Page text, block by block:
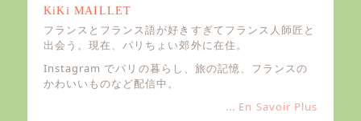
KiKi MAILLET
フランスとフランス語が好きすぎてフランス人師匠と
出会う。現在、パリちょい郊外に在住。
Instagram でパリの暮らし、旅の記憶、フランスの
かわいいものなど配信中。
... En Savoir Plus